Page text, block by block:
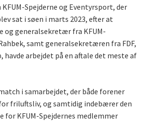
Spejderne og Eventyrsport, der
sat i søen i marts 2023, efter at
og generalsekretær fra KFUM-
samt generalsekretæren fra FDF,
havde arbejdet på en aftale det meste af
i samarbejdet, der både forener
friluftsliv, og samtidig indebærer den
KFUM-Spejdernes medlemmer